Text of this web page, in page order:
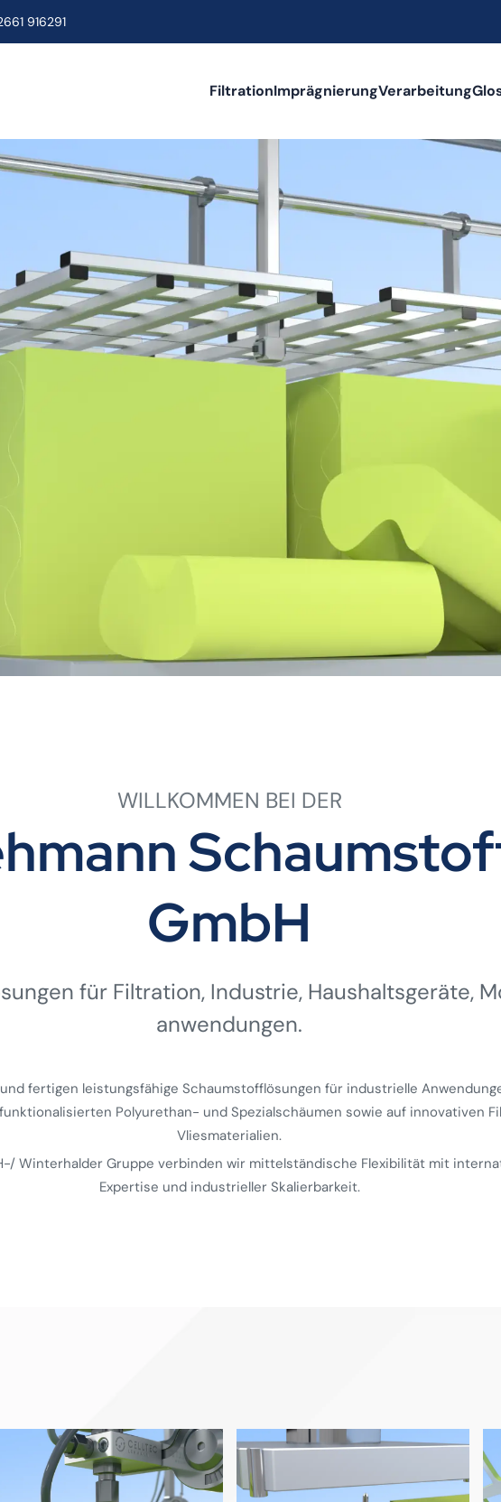
916291
FiltrationImprägnierungVerarbeitung
WILLKOMMEN BEI DER
GmbH
für Filtration, Industrie, Haushalts­geräte,
anwendungen.
fertigen leistungsfähige Schaumstofflösungen für industrielle
Polyurethan- und Spezialschäumen sowie auf innovativen
Vliesmaterialien.
Winterhalder Gruppe verbinden wir mittelständische Flexibilität mit
Expertise und industrieller Skalierbarkeit.